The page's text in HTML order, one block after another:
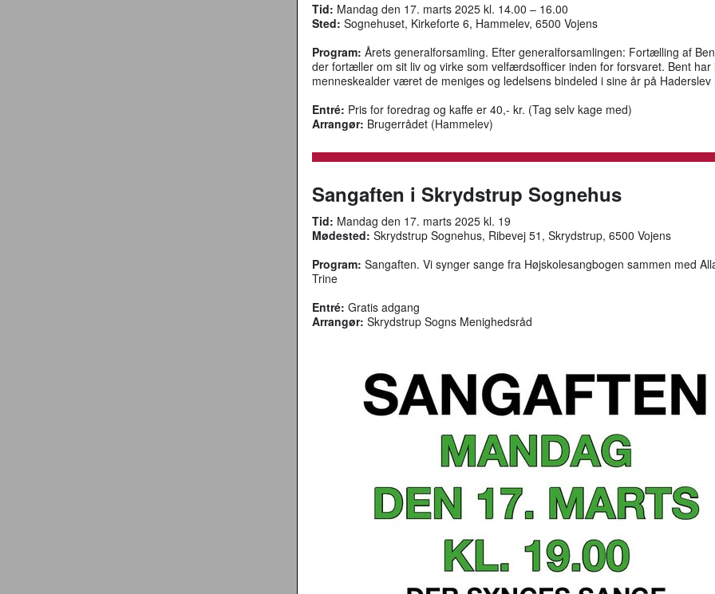
Tid: Mandag den 17. marts 2025 kl. 14.00 – 16.00
Sted: Sognehuset, Kirkeforte 6, Hammelev, 6500 Vojens
Program: Årets generalforsamling. Efter generalforsamlingen: Fortælling af
der fortæller om sit liv og virke som velfærdsofficer inden for forsvaret. Bent har
menneskealder været de meniges og ledelsens bindeled i sine år på Haderslev
Entré: Pris for foredrag og kaffe er 40,- kr. (Tag selv kage med)
Arrangør: Brugerrådet (Hammelev)
Sangaften i Skrydstrup Sognehus
Tid: Mandag den 17. marts 2025 kl. 19
Mødested: Skrydstrup Sognehus, Ribevej 51, Skrydstrup, 6500 Vojens
Program: Sangaften. Vi synger sange fra Højskolesangbogen sammen med
Trine
Entré: Gratis adgang
Arrangør: Skrydstrup Sogns Menighedsråd